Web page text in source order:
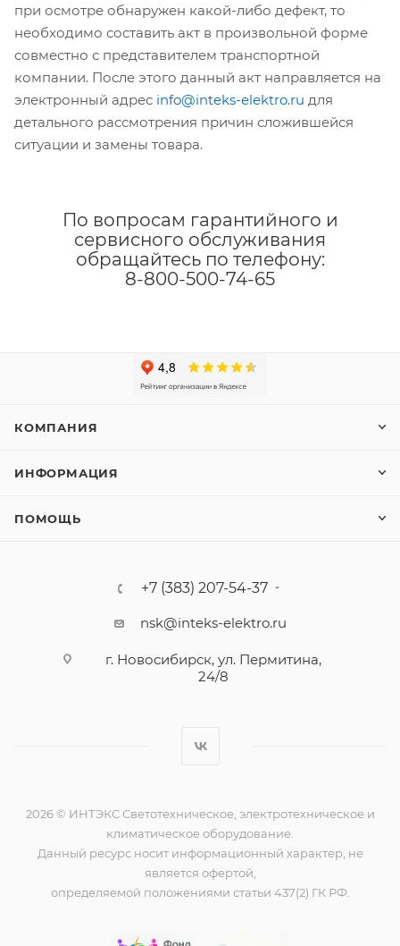
при осмотре обнаружен какой-либо дефект, то
необходимо составить акт в произвольной форме
совместно с представителем транспортной
компании. После этого данный акт направляется на
электронный адрес info@inteks-elektro.ru для
детального рассмотрения причин сложившейся
ситуации и замены товара.
По вопросам гарантийного и
сервисного обслуживания
обращайтесь по телефону:
8-800-500-74-65
КОМПАНИЯ
ИНФОРМАЦИЯ
ПОМОЩЬ
+7 (383) 207-54-37
nsk@inteks-elektro.ru
г. Новосибирск, ул. Пермитина,
24/8
2026 © ИНТЭКС Светотехническое, электротехническое и
климатическое оборудование.
Данный ресурс носит информационный характер, не
является офертой,
определяемой положениями статьи 437(2) ГК РФ.